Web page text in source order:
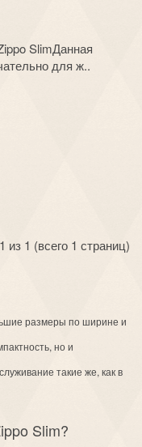
SlimДанная
для ж..
из 1 (всего 1 страниц)
размеры по ширине и
но и
такие же, как в
Slim?